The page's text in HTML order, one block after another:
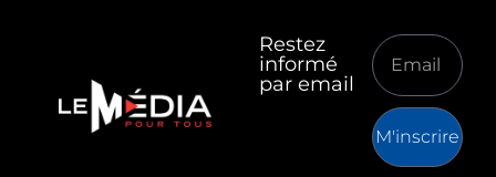
Restez
informé
par email
M'inscrire